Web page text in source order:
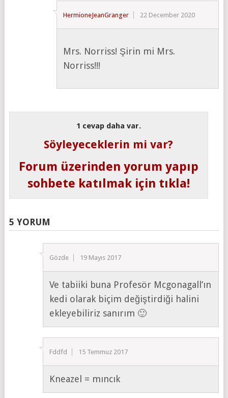
HermioneJeanGranger 22 December 2020
Mrs. Norriss! Şirin mi Mrs.
Norriss!!!
1 cevap daha var.
Söyleyeceklerin mi var?
Forum üzerinden yorum yapıp
sohbete katılmak için tıkla!
5 YORUM
Gözde 19 Mayıs 2017
Ve tabiiki buna Profesör Mcgonagall’ın
kedi olarak biçim değiştirdiği halini
ekleyebiliriz sanırım 🙂
Fddfd 15 Temmuz 2017
Kneazel = mıncık